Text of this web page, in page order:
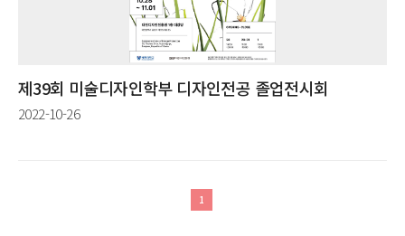
제39회 미술디자인학부 디자인전공 졸업전시회
2022-10-26
1